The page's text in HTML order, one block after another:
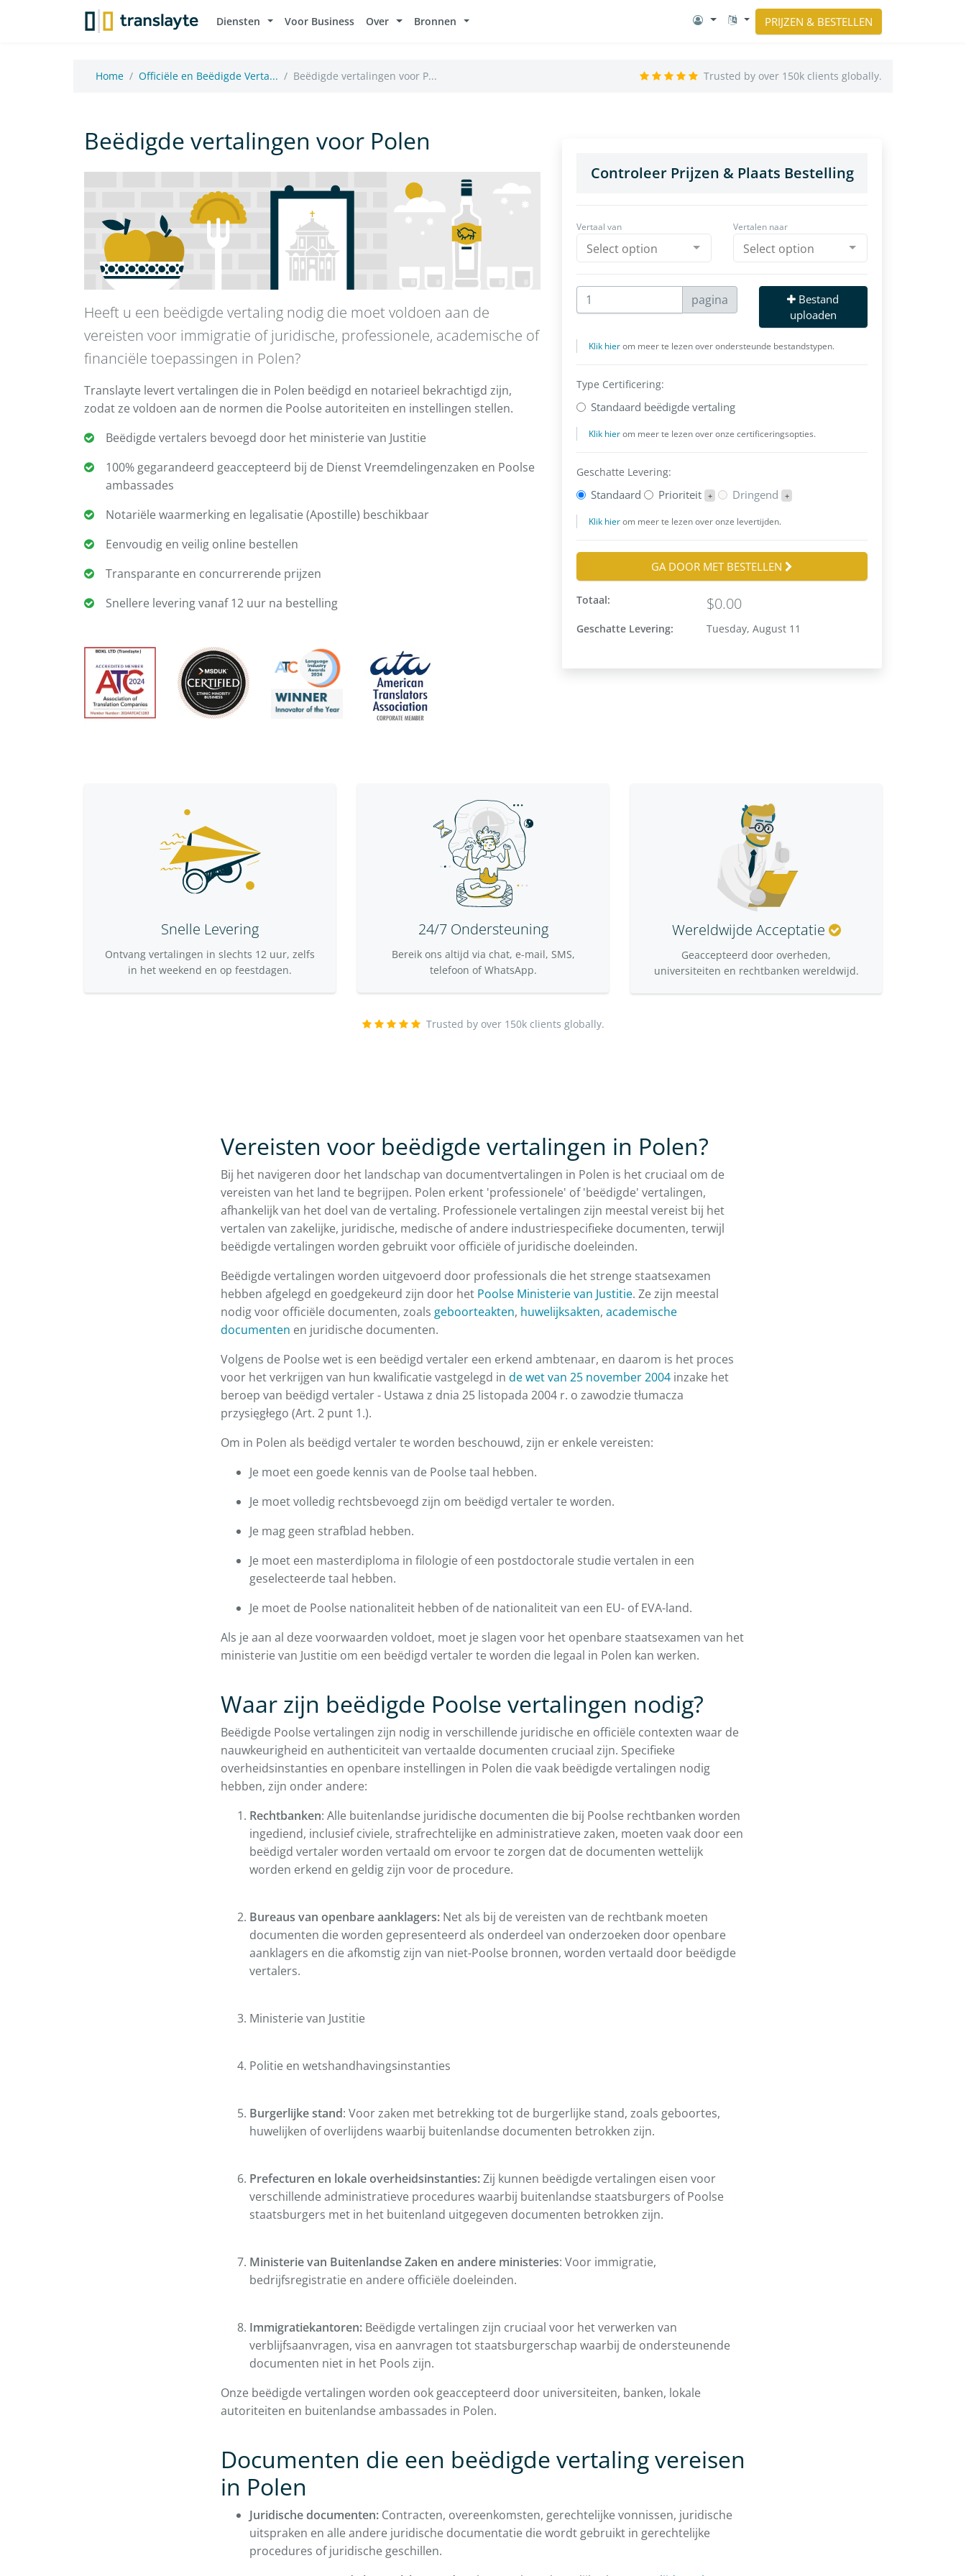
Diensten Voor Business Over Bronnen PRIJZEN & BESTELLEN
Home Officiële en Beëdigde Verta... Beëdigde vertalingen voor P... Trusted by over 150k clients globally.
Beëdigde vertalingen voor Polen
Heeft u een beëdigde vertaling nodig die moet voldoen aan de
vereisten voor immigratie of juridische, professionele, academische of
financiële toepassingen in Polen?
Translayte levert vertalingen die in Polen beëdigd en notarieel bekrachtigd zijn,
zodat ze voldoen aan de normen die Poolse autoriteiten en instellingen stellen.
Beëdigde vertalers bevoegd door het ministerie van Justitie
100% gegarandeerd geaccepteerd bij de Dienst Vreemdelingenzaken en Poolse
ambassades
Notariële waarmerking en legalisatie (Apostille) beschikbaar
Eenvoudig en veilig online bestellen
Transparante en concurrerende prijzen
Snellere levering vanaf 12 uur na bestelling
Snelle Levering
Ontvang vertalingen in slechts 12 uur, zelfs
in het weekend en op feestdagen.
24/7 Ondersteuning
Bereik ons altijd via chat, e-mail, SMS,
telefoon of WhatsApp.
Wereldwijde Acceptatie
Geaccepteerd door overheden,
universiteiten en rechtbanken wereldwijd.
Trusted by over 150k clients globally.
Vereisten voor beëdigde vertalingen in Polen?
Bij het navigeren door het landschap van documentvertalingen in Polen is het cruciaal om de
vereisten van het land te begrijpen. Polen erkent 'professionele' of 'beëdigde' vertalingen,
afhankelijk van het doel van de vertaling. Professionele vertalingen zijn meestal vereist bij het
vertalen van zakelijke, juridische, medische of andere industriespecifieke documenten, terwijl
beëdigde vertalingen worden gebruikt voor officiële of juridische doeleinden.
Beëdigde vertalingen worden uitgevoerd door professionals die het strenge staatsexamen
hebben afgelegd en goedgekeurd zijn door het Poolse Ministerie van Justitie. Ze zijn meestal
nodig voor officiële documenten, zoals geboorteakten, huwelijksakten, academische
documenten en juridische documenten.
Volgens de Poolse wet is een beëdigd vertaler een erkend ambtenaar, en daarom is het proces
voor het verkrijgen van hun kwalificatie vastgelegd in de wet van 25 november 2004 inzake het
beroep van beëdigd vertaler - Ustawa z dnia 25 listopada 2004 r. o zawodzie tłumacza
przysięgłego (Art. 2 punt 1.).
Om in Polen als beëdigd vertaler te worden beschouwd, zijn er enkele vereisten:
Je moet een goede kennis van de Poolse taal hebben.
Je moet volledig rechtsbevoegd zijn om beëdigd vertaler te worden.
Je mag geen strafblad hebben.
Je moet een masterdiploma in filologie of een postdoctorale studie vertalen in een
geselecteerde taal hebben.
Je moet de Poolse nationaliteit hebben of de nationaliteit van een EU- of EVA-land.
Als je aan al deze voorwaarden voldoet, moet je slagen voor het openbare staatsexamen van het
ministerie van Justitie om een beëdigd vertaler te worden die legaal in Polen kan werken.
Waar zijn beëdigde Poolse vertalingen nodig?
Beëdigde Poolse vertalingen zijn nodig in verschillende juridische en officiële contexten waar de
nauwkeurigheid en authenticiteit van vertaalde documenten cruciaal zijn. Specifieke
overheidsinstanties en openbare instellingen in Polen die vaak beëdigde vertalingen nodig
hebben, zijn onder andere:
Rechtbanken: Alle buitenlandse juridische documenten die bij Poolse rechtbanken worden
ingediend, inclusief civiele, strafrechtelijke en administratieve zaken, moeten vaak door een
beëdigd vertaler worden vertaald om ervoor te zorgen dat de documenten wettelijk
worden erkend en geldig zijn voor de procedure.
Bureaus van openbare aanklagers: Net als bij de vereisten van de rechtbank moeten
documenten die worden gepresenteerd als onderdeel van onderzoeken door openbare
aanklagers en die afkomstig zijn van niet-Poolse bronnen, worden vertaald door beëdigde
vertalers.
Ministerie van Justitie
Politie en wetshandhavingsinstanties
Burgerlijke stand: Voor zaken met betrekking tot de burgerlijke stand, zoals geboortes,
huwelijken of overlijdens waarbij buitenlandse documenten betrokken zijn.
Prefecturen en lokale overheidsinstanties:Zij kunnen beëdigde vertalingen eisen voor
verschillende administratieve procedures waarbij buitenlandse staatsburgers of Poolse
staatsburgers met in het buitenland uitgegeven documenten betrokken zijn.
Ministerie van Buitenlandse Zaken en andere ministeries: Voor immigratie,
bedrijfsregistratie en andere officiële doeleinden.
Immigratiekantoren: Beëdigde vertalingen zijn cruciaal voor het verwerken van
verblijfsaanvragen, visa en aanvragen tot staatsburgerschap waarbij de ondersteunende
documenten niet in het Pools zijn.
Onze beëdigde vertalingen worden ook geaccepteerd door universiteiten, banken, lokale
autoriteiten en buitenlandse ambassades in Polen.
Documenten die een beëdigde vertaling vereisen
in Polen
Juridische documenten: Contracten, overeenkomsten, gerechtelijke vonnissen, juridische
uitspraken en alle andere juridische documentatie die wordt gebruikt in gerechtelijke
procedures of juridische geschillen.